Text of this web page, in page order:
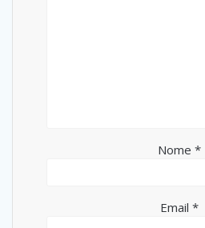
Nome *
Email *